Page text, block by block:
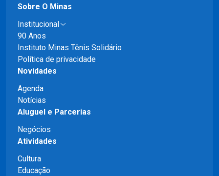
Sobre O Minas
Institucional
90 Anos
Instituto Minas Tênis Solidário
Política de privacidade
Novidades
Agenda
Notícias
Aluguel e Parcerias
Negócios
Atividades
Cultura
Educação